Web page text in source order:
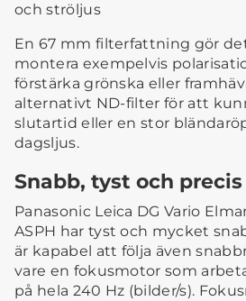
och ströljus
En 67 mm filterfattning gör
montera exempelvis
förstärka grönska eller
alternativt ND-filter för att
slutartid eller en stor
dagsljus.
Snabb, tyst och precis
Panasonic Leica DG Vario
ASPH har tyst och mycket
är kapabel att följa även
vare en fokusmotor som
på hela 240 Hz (bilder/s).